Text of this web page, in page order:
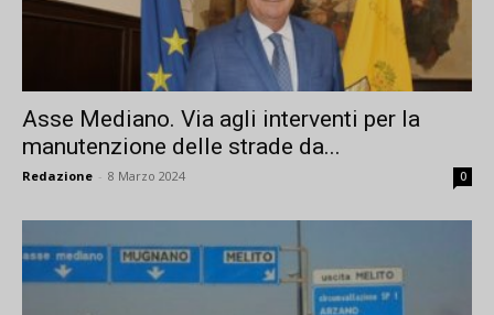
Asse Mediano. Via agli interventi per la
manutenzione delle strade da...
Redazione - 8 Marzo 2024 0